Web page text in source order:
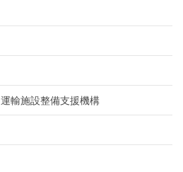
輸施設整備支援機構